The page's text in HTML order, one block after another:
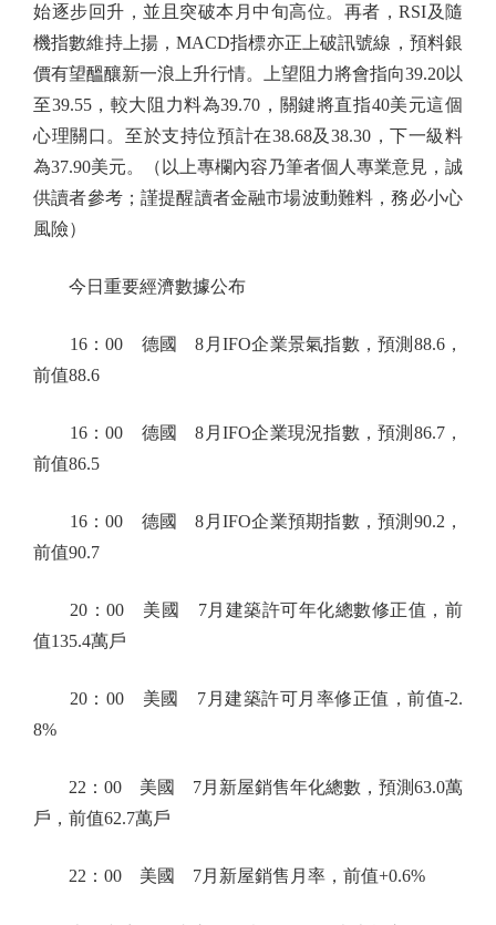
始逐步回升，並且突破本月中旬高位。再者，RSI及隨
機指數維持上揚，MACD指標亦正上破訊號線，預料銀
價有望醞釀新一浪上升行情。上望阻力將會指向39.20以
至39.55，較大阻力料為39.70，關鍵將直指40美元這個
心理關口。至於支持位預計在38.68及38.30，下一級料
為37.90美元。（以上專欄內容乃筆者個人專業意見，誠
供讀者參考；謹提醒讀者金融市場波動難料，務必小心
風險）
今日重要經濟數據公布
16：00 德國 8月IFO企業景氣指數，預測88.6，
前值88.6
16：00 德國 8月IFO企業現況指數，預測86.7，
前值86.5
16：00 德國 8月IFO企業預期指數，預測90.2，
前值90.7
20：00 美國 7月建築許可年化總數修正值，前
值135.4萬戶
20：00 美國 7月建築許可月率修正值，前值-2.
8%
22：00 美國 7月新屋銷售年化總數，預測63.0萬
戶，前值62.7萬戶
22：00 美國 7月新屋銷售月率，前值+0.6%